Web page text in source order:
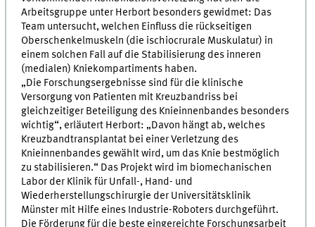
Arbeitsgruppe unter Herbort besonders gewidmet: Das
Team untersucht, welchen Einfluss die rückseitigen
Oberschenkelmuskeln (die ischiocrurale Muskulatur) in
einem solchen Fall auf die Stabilisierung des inneren
(medialen) Kniekompartiments haben.
„Die Forschungsergebnisse sind für die klinische
Versorgung von Patienten mit Kreuzbandriss bei
gleichzeitiger Beteiligung des Knieinnenbandes besonders
wichtig“, erläutert Herbort: „Davon hängt ab, welches
Kreuzbandtransplantat bei einer Verletzung des
Knieinnenbandes gewählt wird, um das Knie bestmöglich
zu stabilisieren.“ Das Projekt wird im biomechanischen
Labor der Klinik für Unfall-, Hand- und
Wiederherstellungschirurgie der Universitätsklinik
Münster mit Hilfe eines Industrie-Roboters durchgeführt.
Die Förderung für die beste eingereichte Forschungsarbeit